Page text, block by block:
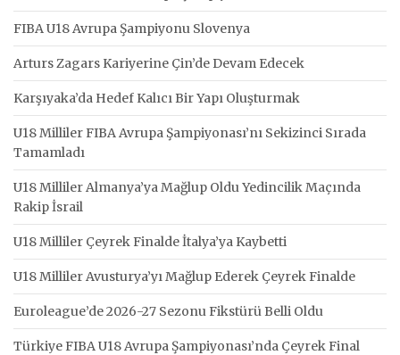
FIBA U18 Avrupa Şampiyonu Slovenya
Arturs Zagars Kariyerine Çin’de Devam Edecek
Karşıyaka’da Hedef Kalıcı Bir Yapı Oluşturmak
U18 Milliler FIBA Avrupa Şampiyonası’nı Sekizinci Sırada
Tamamladı
U18 Milliler Almanya’ya Mağlup Oldu Yedincilik Maçında
Rakip İsrail
U18 Milliler Çeyrek Finalde İtalya’ya Kaybetti
U18 Milliler Avusturya’yı Mağlup Ederek Çeyrek Finalde
Euroleague’de 2026-27 Sezonu Fikstürü Belli Oldu
Türkiye FIBA U18 Avrupa Şampiyonası’nda Çeyrek Final